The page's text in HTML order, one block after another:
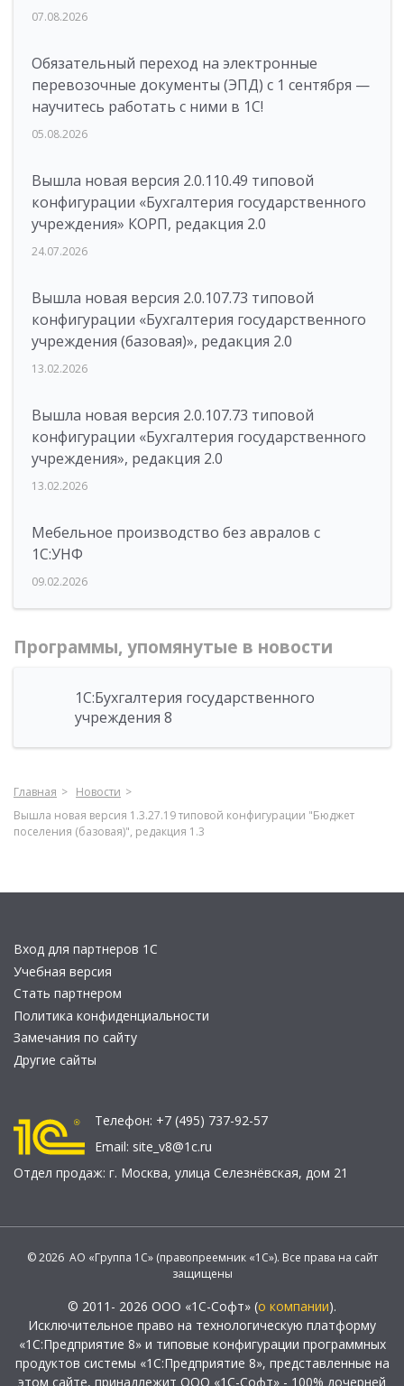
07.08.2026
Обязательный переход на электронные
перевозочные документы (ЭПД) с 1 сентября —
научитесь работать с ними в 1С!
05.08.2026
Вышла новая версия 2.0.110.49 типовой
конфигурации «Бухгалтерия государственного
учреждения» КОРП, редакция 2.0
24.07.2026
Вышла новая версия 2.0.107.73 типовой
конфигурации «Бухгалтерия государственного
учреждения (базовая)», редакция 2.0
13.02.2026
Вышла новая версия 2.0.107.73 типовой
конфигурации «Бухгалтерия государственного
учреждения», редакция 2.0
13.02.2026
Мебельное производство без авралов с
1С:УНФ
09.02.2026
Программы, упомянутые в новости
1С:Бухгалтерия государственного
учреждения 8
Главная
Новости
Вышла новая версия 1.3.27.19 типовой конфигурации "Бюджет
поселения (базовая)", редакция 1.3
Вход для партнеров 1С
Учебная версия
Стать партнером
Политика конфиденциальности
Замечания по сайту
Другие сайты
Телефон: +7 (495) 737-92-57
Email: site_v8@1c.ru
Отдел продаж: г. Москва, улица Селезнёвская, дом 21
© 2026 АО «Группа 1С» (правопреемник «1С»). Все права на сайт
защищены
© 2011- 2026 ООО «1С-Софт» (о компании).
Исключительное право на технологическую платформу
«1С:Предприятие 8» и типовые конфигурации программных
продуктов системы «1С:Предприятие 8», представленные на
этом сайте, принадлежит ООО «1С-Софт» - 100% дочерней